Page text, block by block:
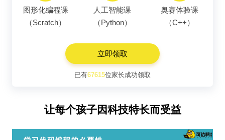
图形化编程课
（Scratch）
人工智能课
（Python）
奥赛体验课
（C++）
立即领取
已有67615位家长成功领取
让每个孩子因科技特长而受益